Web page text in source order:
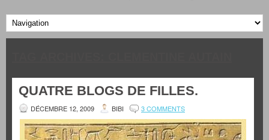
QUATRE BLOGS DE FILLES.
DÉCEMBRE 12, 2009 BIBI 3 COMMENTS